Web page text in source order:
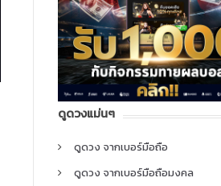
ดูดวงแม่นๆ
ดูดวง จากเบอร์มือถือ
ดูดวง จากเบอร์มือถือมงคล